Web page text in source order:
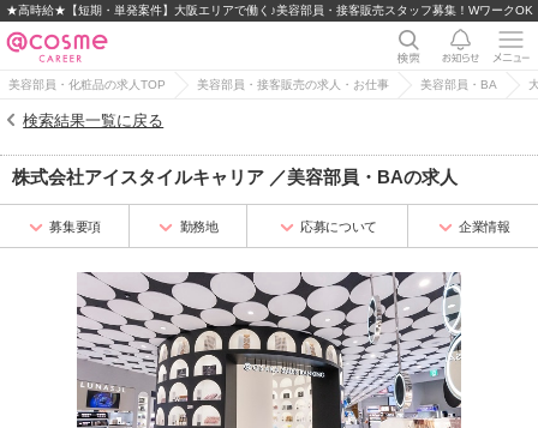
★高時給★【短期・単発案件】大阪エリアで働く♪美容部員・接客販売スタッフ募集！WワークOK
美容部員・化粧品の求人TOP 美容部員・接客販売の求人・お仕事 美容部員・BA
検索結果一覧に戻る
株式会社アイスタイルキャリア ／美容部員・BAの求人
募集要項 勤務地 応募について 企業情報